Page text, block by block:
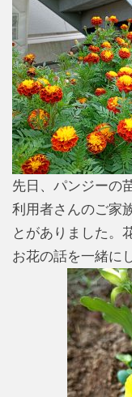
先日、パンジーの
利用者さんのご家
とがありました。
お花の話を一緒に